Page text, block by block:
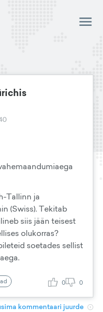
Tallinn ja
(Swiss). Tekitab
siis jään teisest
olukorras?
soetades sellist
0 0
kommentaari juurde